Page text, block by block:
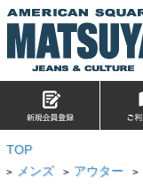
TOP
> メンズ > アウター >